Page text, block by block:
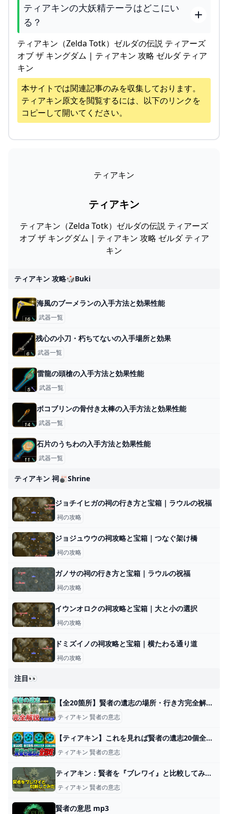
ティアキンの大妖精テーラはどこにい
る？
ティアキン（Zelda Totk）ゼルダの伝説 ティアーズ
オブ ザ キングダム | ティアキン 攻略 ゼルダ ティア
キン
本サイトでは関連記事のみを収集しております。
ティアキン原文を閲覧するには、以下のリンクを
コピーして開いてください。
ティアキン
ティアキン
ティアキン（Zelda Totk）ゼルダの伝説 ティアーズ
オブ ザ キングダム | ティアキン 攻略 ゼルダ ティア
キン
ティアキン 攻略🎲buki
海風のブーメランの入手方法と効果性能
武器一覧
残心の小刀・朽ちてないの入手場所と効果
武器一覧
雷龍の頭槍の入手方法と効果性能
武器一覧
ボコブリンの骨付き太棒の入手方法と効果性能
武器一覧
石片のうちわの入手方法と効果性能
武器一覧
ティアキン 祠🎳shrine
ジョチイヒガの祠の行き方と宝箱｜ラウルの祝福
祠の攻略
ジョジュウウの祠攻略と宝箱｜つなぐ架け橋
祠の攻略
ガノサの祠の行き方と宝箱｜ラウルの祝福
祠の攻略
イウンオロクの祠攻略と宝箱｜大と小の選択
祠の攻略
ドミズイノの祠攻略と宝箱｜横たわる通り道
祠の攻略
注目👀
【全20箇所】賢者の遺志の場所・行き方完全解説【ティアキン】 - YouTube
ティアキン 賢者の意志
【ティアキン】これを見れば賢者の遺志20個全部集まる！全回収ツアー - YouTube
ティアキン 賢者の意志
ティアキン：賢者を『ブレワイ』と比較してみた。1番変化があったキャラクターは？【ゼルダ ティアーズ オブ ザ キングダム日記＃48】 - 電撃オンライン
ティアキン 賢者の意志
賢者の意思 mp3